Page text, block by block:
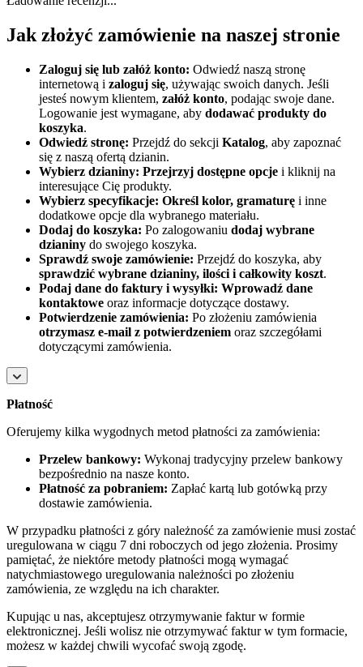
Jak złożyć zamówienie na naszej stronie
Zaloguj się lub załóż konto: Odwiedź naszą stronę
internetową i zaloguj się, używając swoich danych. Jeśli
jesteś nowym klientem, załóż konto, podając swoje dane.
Logowanie jest wymagane, aby dodawać produkty do
koszyka.
Odwiedź stronę: Przejdź do sekcji Katalog, aby zapoznać
się z naszą ofertą dzianin.
Wybierz dzianiny: Przejrzyj dostępne opcje i kliknij na
interesujące Cię produkty.
Wybierz specyfikacje: Określ kolor, gramaturę i inne
dodatkowe opcje dla wybranego materiału.
Dodaj do koszyka: Po zalogowaniu dodaj wybrane
dzianiny do swojego koszyka.
Sprawdź swoje zamówienie: Przejdź do koszyka, aby
sprawdzić wybrane dzianiny, ilości i całkowity koszt.
Podaj dane do faktury i wysyłki: Wprowadź dane
kontaktowe oraz informacje dotyczące dostawy.
Potwierdzenie zamówienia: Po złożeniu zamówienia
otrzymasz e-mail z potwierdzeniem oraz szczegółami
dotyczącymi zamówienia.
Płatność
Oferujemy kilka wygodnych metod płatności za zamówienia:
Przelew bankowy: Wykonaj tradycyjny przelew bankowy
bezpośrednio na nasze konto.
Płatność za pobraniem: Zapłać kartą lub gotówką przy
dostawie zamówienia.
W przypadku płatności z góry należność za zamówienie musi zostać
uregulowana w ciągu 7 dni roboczych od jego złożenia. Prosimy
pamiętać, że niektóre metody płatności mogą wymagać
natychmiastowego uregulowania należności po złożeniu
zamówienia, ze względu na ich charakter.
Kupując u nas, akceptujesz otrzymywanie faktur w formie
elektronicznej. Jeśli wolisz nie otrzymywać faktur w tym formacie,
możesz w każdej chwili wycofać swoją zgodę.